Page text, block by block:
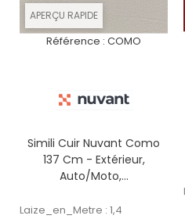
APERÇU RAPIDE
Référence : COMO
Simili Cuir Nuvant Como
137 Cm - Extérieur,
Auto/moto,...
Laize_en_Metre : 1,4